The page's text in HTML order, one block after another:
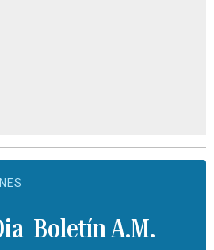
Boletín A.M.